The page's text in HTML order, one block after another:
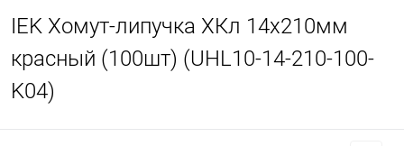
IEK Хомут-липучка ХКл 14х210мм
красный (100шт) (UHL10-14-210-100-
K04)